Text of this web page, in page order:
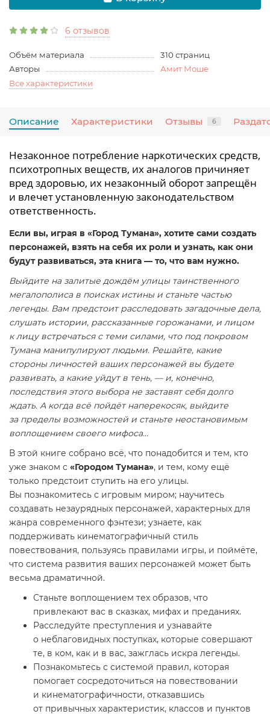
6 отзывов
Объём материала
310 страниц
Авторы
Амит Моше
Все характеристики
Описание Характеристики Отзывы 6
Незаконное потребление наркотических средств,
психотропных веществ, их аналогов причиняет
вред здоровью, их незаконный оборот запрещён
и влечет установленную законодательством
ответственность.
Если вы, играя в «Город Тумана», хотите сами создать
персонажей, взять на себя их роли и узнать, как они
будут развиваться, эта книга — то, что вам нужно.
Выйдите на залитые дождём улицы таинственного
мегалополиса в поисках истины и станьте частью
легенды. Вам предстоит расследовать загадочные дела,
слушать истории, рассказанные горожанами, и лицом
к лицу встречаться с теми силами, что под покровом
Тумана манипулируют людьми. Решайте, какие
стороны личностей ваших персонажей вы будете
развивать, а какие уйдут в тень, — и, конечно,
последствия этого выбора не заставят себя долго
ждать. А когда всё пойдёт наперекосяк, выйдите
за пределы возможностей и станьте неостановимым
воплощением своего мифоса…
В этой книге собрано всё, что понадобится и тем, кто
уже знаком с «Городом Тумана», и тем, кому ещё
только предстоит ступить на его улицы.
Вы познакомитесь с игровым миром; научитесь
создавать незаурядных персонажей, характерных для
жанра современного фэнтези; узнаете, как
поддерживать кинематографичный стиль
повествования, пользуясь правилами игры, и поймёте,
что система развития ваших персонажей может быть
весьма драматичной.
Станьте воплощением тех образов, что
привлекают вас в сказках, мифах и преданиях.
Расследуйте преступления и узнавайте
о неблаговидных поступках, которые совершают
те, в ком, как и в вас, зажглась искра легенды.
Познакомьтесь с системой правил, которая
помогает сосредоточиться на повествовании
и кинематографичности, отказавшись
от привычных характеристик, классов и пунктов